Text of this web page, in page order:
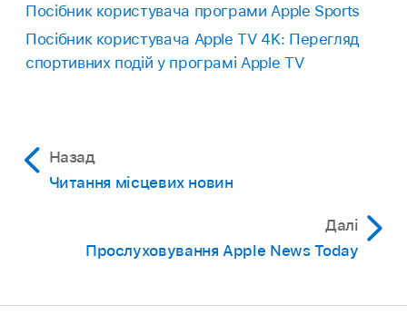
Посібник користувача програми Apple Sports
Посібник користувача Apple TV 4K: Перегляд
спортивних подій у програмі Apple TV
Назад
Читання місцевих новин
Далі
Прослуховування Apple News Today